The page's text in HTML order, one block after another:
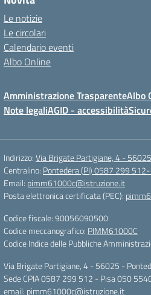
Le notizie
Le circolari
Calendario eventi
Albo Online
Amministrazione TrasparenteAlbo
Note legaliAGID - accessibilità
Indirizzo:Via Brigate Partigiane, 4 -
Centralino: Pontedera (PI) 0587 299
Email: pimm61000c@istruzione.it
Posta elettronica certificata (PEC):
Codice fiscale: 90056090500
Codice meccanografico: PIMM61000C
Codice Indice delle Pubbliche
Via Brigate Partigiane, 4 - 56025 -
Sede CPIA 0587 299 512 - Pisa 050
email: pimm61000c@istruzione.it